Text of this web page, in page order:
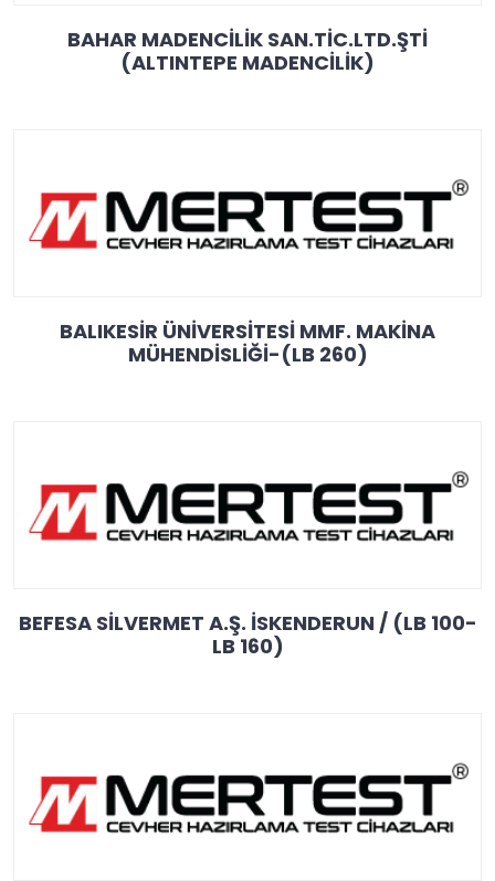
BAHAR MADENCİLİK SAN.TİC.LTD.ŞTİ
(ALTINTEPE MADENCİLİK)
BALIKESİR ÜNİVERSİTESİ MMF. MAKİNA
MÜHENDİSLİĞİ-(LB 260)
BEFESA SİLVERMET A.Ş. İSKENDERUN / (LB 100-
LB 160)